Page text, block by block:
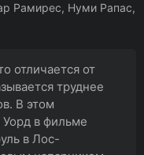
Рамирес, Нуми Рапас,
отличается от
труднее
В этом
в фильме
в Лос-